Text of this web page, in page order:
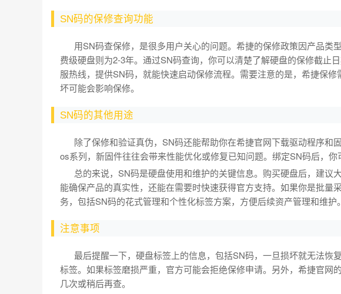
SN码的保修查询功能
用SN码查保修，是很多用户关心的问题。希捷的保修政策因产品类型
费级硬盘则为2-3年。通过SN码查询，你可以清楚了解硬盘的保修截止
服热线，提供SN码，就能快速启动保修流程。需要注意的是，希捷保
坏可能会影响保修。
SN码的其他用途
除了保修和验证真伪，SN码还能帮助你在希捷官网下载驱动程序和
os系列，新固件往往会带来性能优化或修复已知问题。绑定SN码后，你
总的来说，SN码是硬盘使用和维护的关键信息。购买硬盘后，建议
能确保产品的真实性，还能在需要时快速获得官方支持。如果你是批量
务，包括SN码的花式管理和个性化标签方案，方便后续资产管理和维护。
注意事项
最后提醒一下，硬盘标签上的信息，包括SN码，一旦损坏就无法恢
标签。如果标签磨损严重，官方可能会拒绝保修申请。另外，希捷官网
几次或稍后再查。